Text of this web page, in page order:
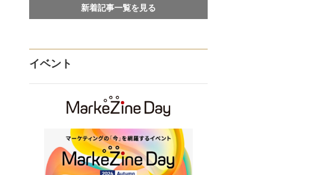
新着記事一覧を見る
イベント